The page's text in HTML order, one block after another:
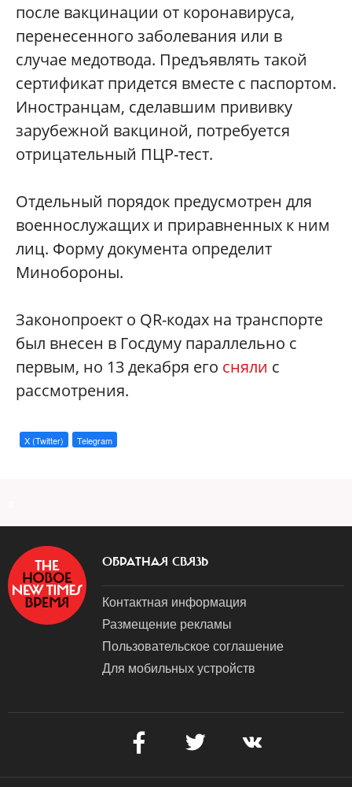
после вакцинации от коронавируса,
перенесенного заболевания или в
случае медотвода. Предъявлять такой
сертификат придется вместе с паспортом.
Иностранцам, сделавшим прививку
зарубежной вакциной, потребуется
отрицательный ПЦР-тест.
Отдельный порядок предусмотрен для
военнослужащих и приравненных к ним
лиц. Форму документа определит
Минобороны.
Законопроект о QR-кодах на транспорте
был внесен в Госдуму параллельно с
первым, но 13 декабря его сняли с
рассмотрения.
X (Twitter) Telegram
ОБРАТНАЯ СВЯЗЬ
Контактная информация
Размещение рекламы
Пользовательское соглашение
Для мобильных устройств